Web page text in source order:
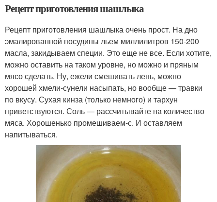
Рецепт приготовления шашлыка
Рецепт приготовления шашлыка очень прост. На дно
эмалированной посудины льем миллилитров 150-200
масла, закидываем специи. Это еще не все. Если хотите,
можно оставить на таком уровне, но можно и пряным
мясо сделать. Ну, ежели смешивать лень, можно
хорошей хмели-сунели насыпать, но вообще — травки
по вкусу. Сухая кинза (только немного) и тархун
приветствуются. Соль — рассчитывайте на количество
мяса. Хорошенько промешиваем-с. И оставляем
напитываться.